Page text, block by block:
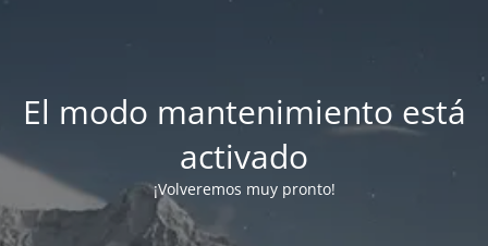
El modo mantenimiento está
activado
¡Volveremos muy pronto!